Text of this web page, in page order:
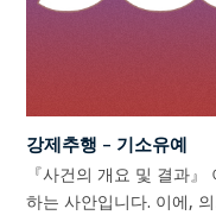
강제추행 – 기소유예
『사건의 개요 및 결과
하는 사안입니다. 이에,